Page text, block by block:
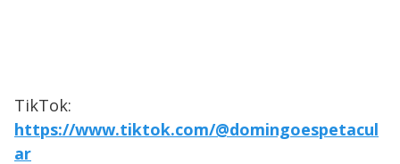
TikTok:
https://www.tiktok.com/@domingoespetacul
ar